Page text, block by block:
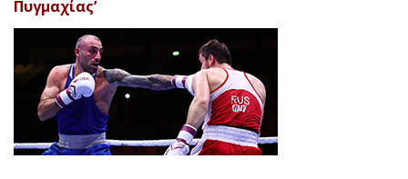
Πυγμαχίας’